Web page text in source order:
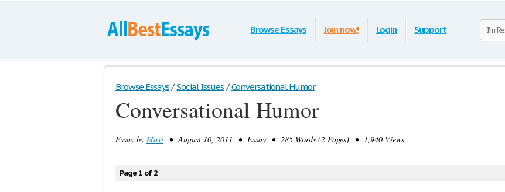
Browse Essays Join now! Login Support
Browse Essays / Social Issues / Conversational Humor
Conversational Humor
Essay by Maxi • August 10, 2011 • Essay • 285 Words (2 Pages) • 1,940 Views
Page 1 of 2